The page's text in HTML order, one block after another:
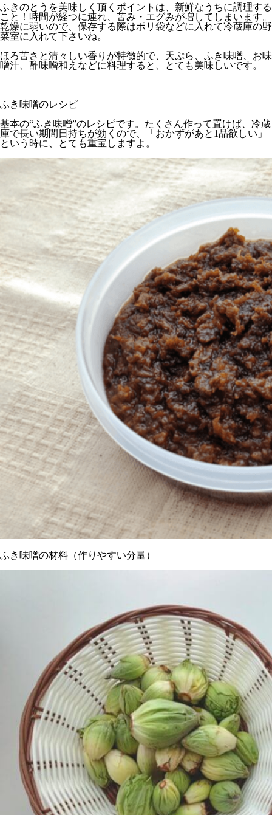
ふきのとうを美味しく頂くポイントは、新鮮なうちに調理する
こと！時間が経つに連れ、苦み・エグみが増してしまいます。
乾燥に弱いので、保存する際はポリ袋などに入れて冷蔵庫の野
菜室に入れて下さいね。
ほろ苦さと清々しい香りが特徴的で、天ぷら、ふき味噌、お味
噌汁、酢味噌和えなどに料理すると、とても美味しいです。
ふき味噌のレシピ
基本の“ふき味噌”のレシピです。たくさん作って置けば、冷蔵
庫で長い期間日持ちが効くので、「おかずがあと1品欲しい」
という時に、とても重宝しますよ。
ふき味噌の材料（作りやすい分量）